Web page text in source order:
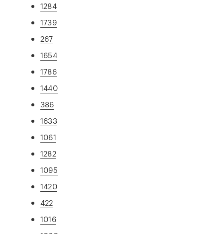
1284
1739
267
1654
1786
1440
386
1633
1061
1282
1095
1420
422
1016